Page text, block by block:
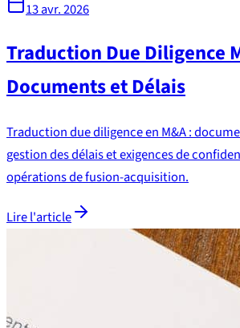
13 avr. 2026
Traduction Due Diligence
Documents et Délais
Traduction due diligence en M&A :
gestion des délais et exigences de
opérations de fusion-acquisition.
Lire l'article